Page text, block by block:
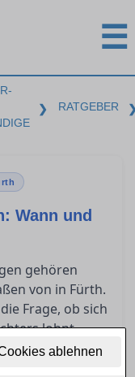
ablehnen
☰
❯ RATGEBER
Wann und
gehören
von in Fürth.
Frage, ob sich
lohnt.
und